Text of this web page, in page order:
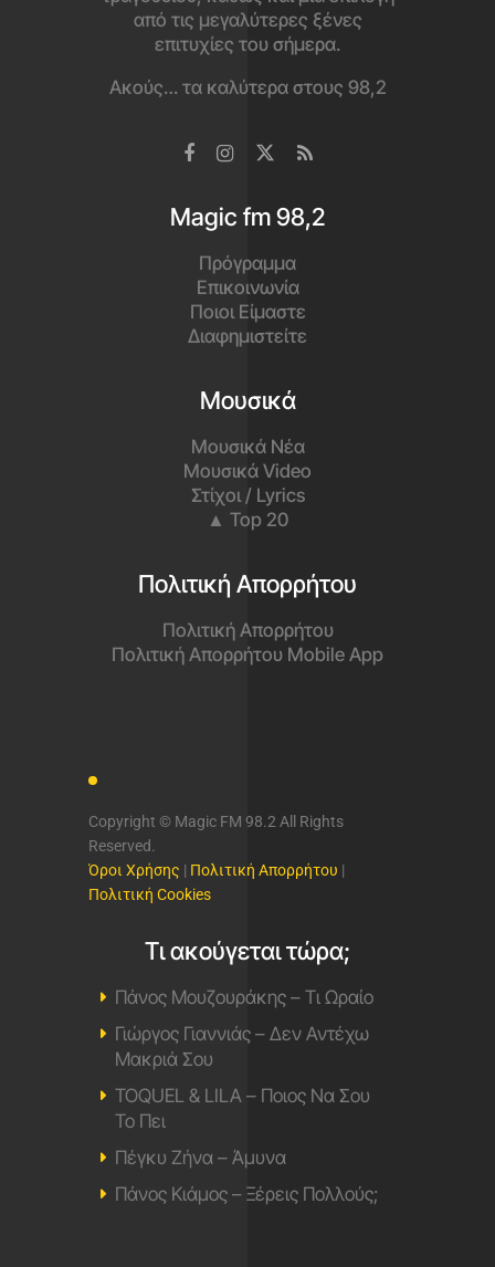
από τις μεγαλύτερες ξένες
επιτυχίες του σήμερα.
Ακούς… τα καλύτερα στους 98,2
Magic fm 98,2
Πρόγραμμα
Επικοινωνία
Ποιοι Είμαστε
Διαφημιστείτε
Μουσικά
Μουσικά Νέα
Μουσικά Video
Στίχοι / Lyrics
▲ Top 20
Πολιτική Απορρήτου
Πολιτική Απορρήτου
Πολιτική Απορρήτου Mobile App
Copyright © Magic FM 98.2 All Rights
Reserved.
Όροι Χρήσης | Πολιτική Απορρήτου |
Πολιτική Cookies
Τι ακούγεται τώρα;
Πάνος Μουζουράκης – Τι Ωραίο
Γιώργος Γιαννιάς – Δεν Αντέχω
Μακριά Σου
TOQUEL & LILA – Ποιος Να Σου
Το Πει
Πέγκυ Ζήνα – Άμυνα
Πάνος Κιάμος – Ξέρεις Πολλούς;